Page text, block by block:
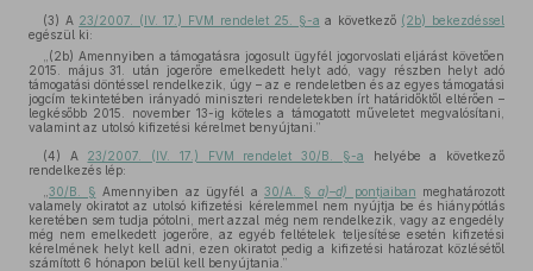
(3) A 23/2007. (IV. 17.) FVM rendelet 25. §-a a következő (2b) bekezdéssel
egészül ki:
„(2b) Amennyiben a támogatásra jogosult ügyfél jogorvoslati eljárást követően
2015. május 31. után jogerőre emelkedett helyt adó, vagy részben helyt adó
támogatási döntéssel rendelkezik, úgy – az e rendeletben és az egyes támogatási
jogcím tekintetében irányadó miniszteri rendeletekben írt határidőktől eltérően –
legkésőbb 2015. november 13-ig köteles a támogatott műveletet megvalósítani,
valamint az utolsó kifizetési kérelmet benyújtani.”
(4) A 23/2007. (IV. 17.) FVM rendelet 30/B. §-a helyébe a következő
rendelkezés lép:
30/B. § Amennyiben az ügyfél a 30/A. § a)–d) pontjaiban meghatározott
valamely okiratot az utolsó kifizetési kérelemmel nem nyújtja be és hiánypótlás
keretében sem tudja pótolni, mert azzal még nem rendelkezik, vagy az engedély
még nem emelkedett jogerőre, az egyéb feltételek teljesítése esetén kifizetési
kérelmének helyt kell adni, ezen okiratot pedig a kifizetési határozat közlésétől
számított 6 hónapon belül kell benyújtania.”